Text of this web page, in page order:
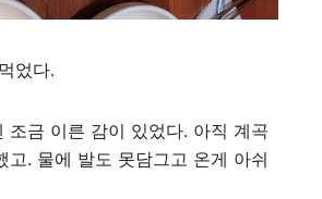
었다.
조금 이른 감이 있었다. 아직 계곡
고. 물에 발도 못담그고 온게 아쉬